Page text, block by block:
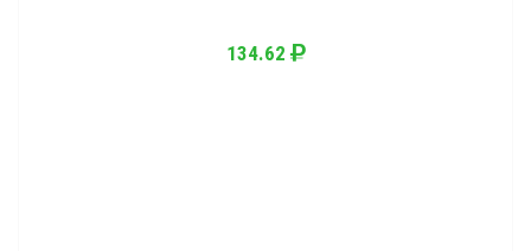
134.62